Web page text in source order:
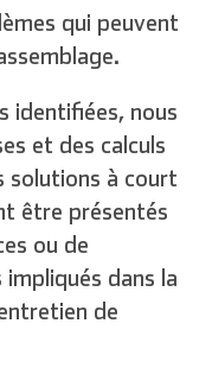
qui peuvent
identifiées, nous
et des calculs
solutions à court
être présentés
ou de
dans la
de